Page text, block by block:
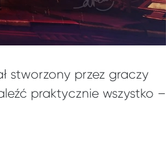
stworzony przez graczy
praktycznie wszystko –